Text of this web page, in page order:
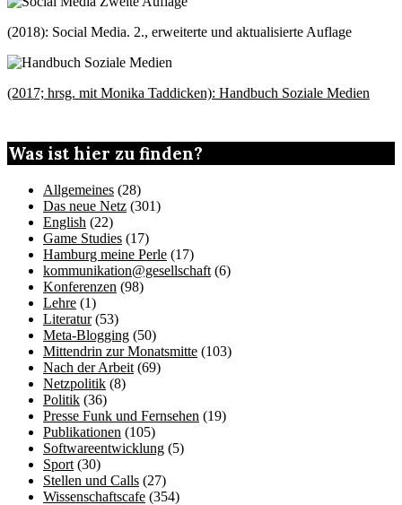
(2018): Social Media. 2., erweiterte und aktualisierte Auflage
(2017; hrsg. mit Monika Taddicken): Handbuch Soziale Medien
Was ist hier zu finden?
Allgemeines (28)
Das neue Netz (301)
English (22)
Game Studies (17)
Hamburg meine Perle (17)
kommunikation@gesellschaft (6)
Konferenzen (98)
Lehre (1)
Literatur(53)
Meta-Blogging (50)
Mittendrin zur Monatsmitte (103)
Nach der Arbeit (69)
Netzpolitik (8)
Politik (36)
Presse Funk und Fernsehen (19)
Publikationen (105)
Softwareentwicklung (5)
Sport (30)
Stellen und Calls (27)
Wissenschaftscafe (354)